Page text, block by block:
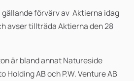
förvärv av Aktierna idag
avser tillträda Aktierna den 28
är bland annatNatureside
Holding ABochP.W. Venture AB